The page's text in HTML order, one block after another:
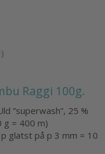
Raggi 100g.
”superwash”, 25 %
g = 400 m)
p glatst på p 3 mm = 10